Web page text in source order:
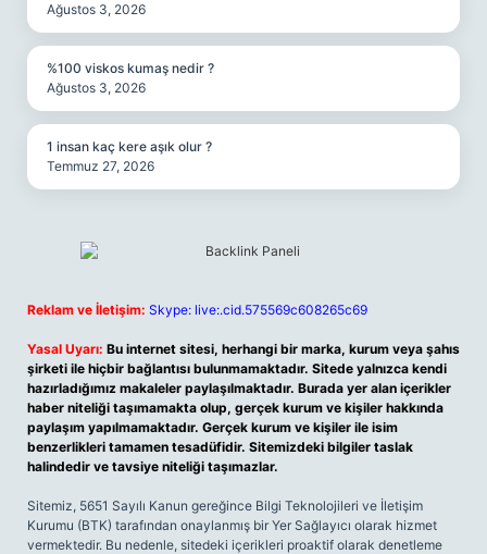
Ağustos 3, 2026
%100 viskos kumaş nedir ?
Ağustos 3, 2026
1 insan kaç kere aşık olur ?
Temmuz 27, 2026
Reklam ve İletişim: Skype: live:.cid.575569c608265c69
Yasal Uyarı: Bu internet sitesi, herhangi bir marka, kurum veya şahıs
şirketi ile hiçbir bağlantısı bulunmamaktadır. Sitede yalnızca kendi
hazırladığımız makaleler paylaşılmaktadır. Burada yer alan içerikler
haber niteliği taşımamakta olup, gerçek kurum ve kişiler hakkında
paylaşım yapılmamaktadır. Gerçek kurum ve kişiler ile isim
benzerlikleri tamamen tesadüfidir. Sitemizdeki bilgiler taslak
halindedir ve tavsiye niteliği taşımazlar.
Sitemiz, 5651 Sayılı Kanun gereğince Bilgi Teknolojileri ve İletişim
Kurumu (BTK) tarafından onaylanmış bir Yer Sağlayıcı olarak hizmet
vermektedir. Bu nedenle, sitedeki içerikleri proaktif olarak denetleme